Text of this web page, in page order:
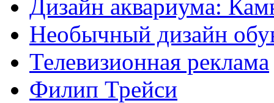
Дизайн аквариума:
Необычный дизайн
Телевизионная реклама
Филип Трейси